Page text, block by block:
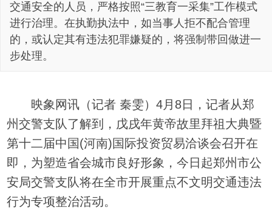
交通安全的人员，严格按照“三教育一采集”工作模式
进行治理。在执勤执法中，如当事人拒不配合管理
的，或认定其有违法犯罪嫌疑的，将强制带回做进一
步处理。
映象网讯（记者 秦雯）4月8日，记者从郑
州交警支队了解到，戊戌年黄帝故里拜祖大典暨
第十二届中国(河南)国际投资贸易洽谈会召开在
即，为塑造省会城市良好形象，今日起郑州市公
安局交警支队将在全市开展重点不文明交通违法
行为专项整治活动。